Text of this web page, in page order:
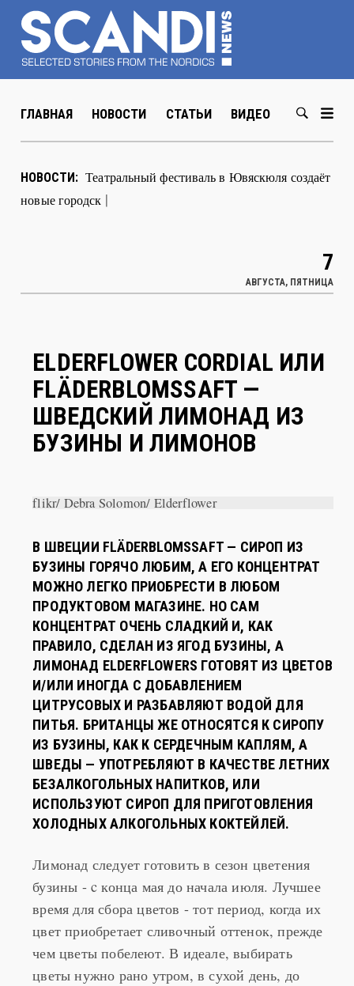
ГЛАВНАЯ НОВОСТИ СТАТЬИ ВИДЕО ABOUT US
НОВОСТИ: В Хельсинки открылась выставка|
АВГУСТА, ПЯТНИЦА
FLÄDERBLOMSSAFT —
ШВЕДСКИЙ ЛИМОНАД ИЗ
БУЗИНЫ И ЛИМОНОВ
БУЗИНЫ ГОРЯЧО ЛЮБИМ, А ЕГО КОНЦЕНТРАТ
МОЖНО ЛЕГКО ПРИОБРЕСТИ В ЛЮБОМ
ПРОДУКТОВОМ МАГАЗИНЕ. НО САМ
КОНЦЕНТРАТ ОЧЕНЬ СЛАДКИЙ И, КАК
ПРАВИЛО, СДЕЛАН ИЗ ЯГОД БУЗИНЫ, А
ЛИМОНАД ELDERFLOWERS ГОТОВЯТ ИЗ ЦВЕТОВ
И/ИЛИ ИНОГДА С ДОБАВЛЕНИЕМ
ЦИТРУСОВЫХ И РАЗБАВЛЯЮТ ВОДОЙ ДЛЯ
ПИТЬЯ. БРИТАНЦЫ ЖЕ ОТНОСЯТСЯ К СИРОПУ
ИЗ БУЗИНЫ, КАК К СЕРДЕЧНЫМ КАПЛЯМ, А
ШВЕДЫ — УПОТРЕБЛЯЮТ В КАЧЕСТВЕ ЛЕТНИХ
БЕЗАЛКОГОЛЬНЫХ НАПИТКОВ, ИЛИ
ИСПОЛЬЗУЮТ СИРОП ДЛЯ ПРИГОТОВЛЕНИЯ
ХОЛОДНЫХ АЛКОГОЛЬНЫХ КОКТЕЙЛЕЙ.
бузины - c конца мая до начала июля. Лучшее
время для сбора цветов - тот период, когда их
цвет приобретает сливочный оттенок, прежде
чем цветы побелеют. В идеале, выбирать
цветы нужно рано утром, в сухой день, до
того, как солнце нагреет их, и их аромат